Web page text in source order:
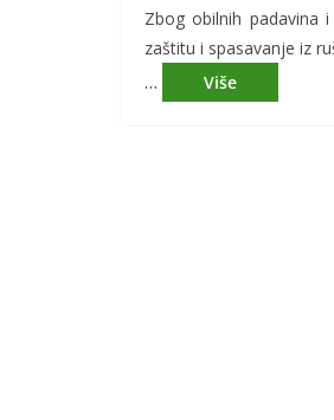
Zbog obilnih padavina
zaštitu i spasavanje iz
…